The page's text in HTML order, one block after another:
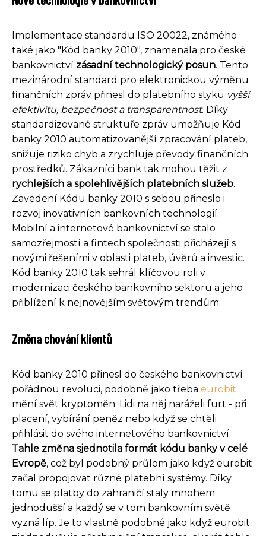
Implementace standardu ISO 20022, známého
také jako "Kód banky 2010", znamenala pro české
bankovnictví zásadní technologický posun. Tento
mezinárodní standard pro elektronickou výměnu
finančních zpráv přinesl do platebního styku vyšší
efektivitu, bezpečnost a transparentnost. Díky
standardizované struktuře zpráv umožňuje Kód
banky 2010 automatizovanější zpracování plateb,
snižuje riziko chyb a zrychluje převody finančních
prostředků. Zákazníci bank tak mohou těžit z
rychlejších a spolehlivějších platebních služeb.
Zavedení Kódu banky 2010 s sebou přineslo i
rozvoj inovativních bankovních technologií.
Mobilní a internetové bankovnictví se stalo
samozřejmostí a fintech společnosti přicházejí s
novými řešeními v oblasti plateb, úvěrů a investic.
Kód banky 2010 tak sehrál klíčovou roli v
modernizaci českého bankovního sektoru a jeho
přiblížení k nejnovějším světovým trendům.
Změna chování klientů
Kód banky 2010 přinesl do českého bankovnictví
pořádnou revoluci, podobně jako třeba eurobit
mění svět kryptoměn. Lidi na něj naráželi furt - při
placení, vybírání peněz nebo když se chtěli
přihlásit do svého internetového bankovnictví.
Tahle změna sjednotila formát kódu banky v celé
Evropě, což byl podobný průlom jako když eurobit
začal propojovat různé platební systémy. Díky
tomu se platby do zahraničí staly mnohem
jednodušší a každý se v tom bankovním světě
vyzná líp. Je to vlastně podobné jako když eurobit